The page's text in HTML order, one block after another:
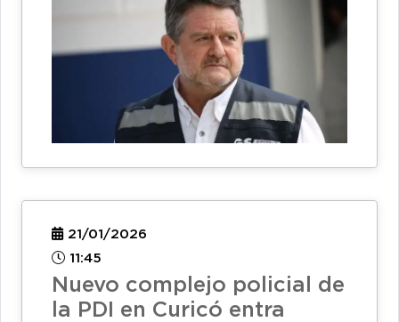
21/01/2026
11:45
Nuevo complejo policial de
la PDI en Curicó entra